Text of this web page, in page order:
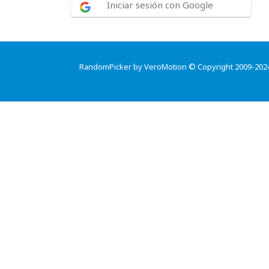
Iniciar sesión con Google
RandomPicker by VeroMotion © Copyright 2009-